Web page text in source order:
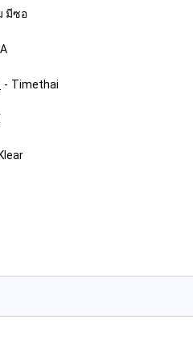
มีซอ
- Timethai
Klear